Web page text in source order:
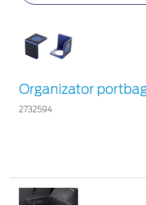
Organizator
2732594